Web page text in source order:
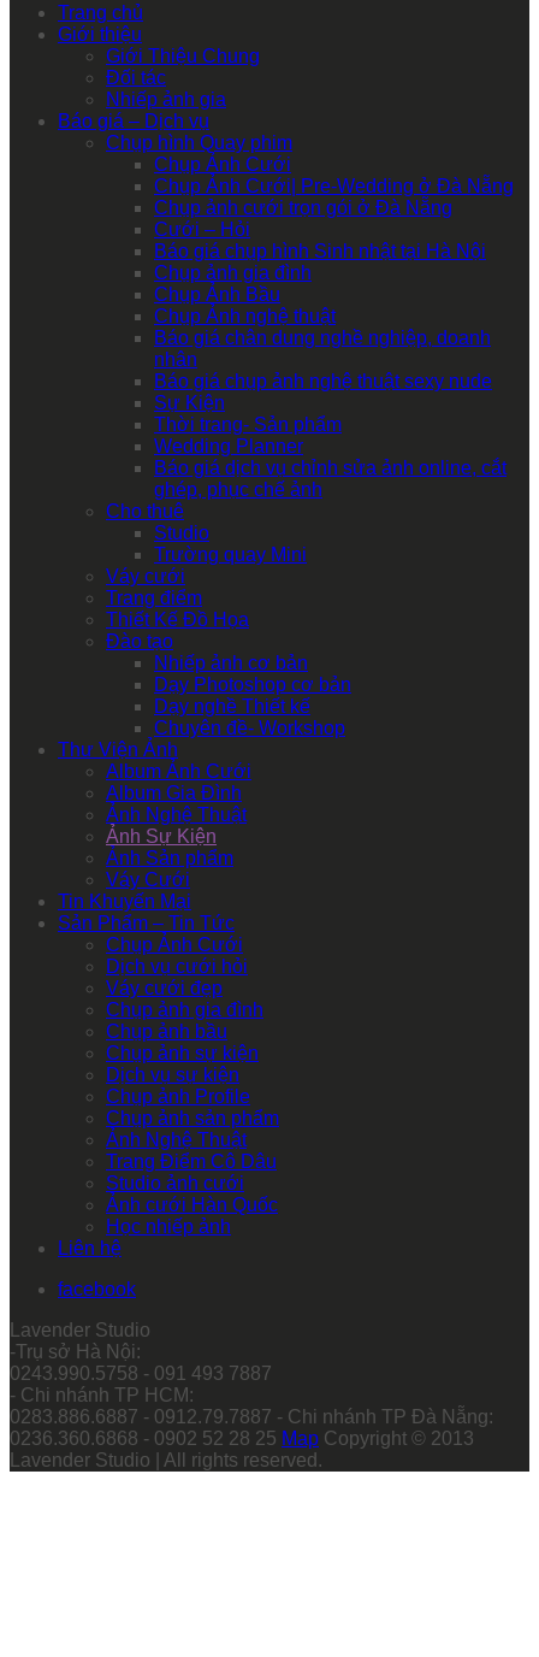
Trang chủ
Giới thiệu
Giới Thiệu Chung
Đối tác
Nhiếp ảnh gia
Báo giá – Dịch vụ
Chụp hình Quay phim
Chụp Ảnh Cưới
Chụp Ảnh Cưới| Pre-Wedding ở Đà Nẵng
Chụp ảnh cưới trọn gói ở Đà Nẵng
Cưới – Hỏi
Báo giá chụp hình Sinh nhật tại Hà Nội
Chụp ảnh gia đình
Chụp Ảnh Bầu
Chụp Ảnh nghệ thuật
Báo giá chân dung nghề nghiệp, doanh
nhân
Báo giá chụp ảnh nghệ thuật sexy nude
Sự Kiện
Thời trang- Sản phẩm
Wedding Planner
Báo giá dịch vụ chỉnh sửa ảnh online, cắt
ghép, phục chế ảnh
Cho thuê
Studio
Trường quay Mini
Váy cưới
Trang điểm
Thiết Kế Đồ Họa
Đào tạo
Nhiếp ảnh cơ bản
Dạy Photoshop cơ bản
Dạy nghề Thiết kế
Chuyên đề- Workshop
Thư Viện Ảnh
Album Ảnh Cưới
Album Gia Đình
Ảnh Nghệ Thuật
Ảnh Sự Kiện
Ảnh Sản phẩm
Váy Cưới
Tin Khuyến Mại
Sản Phẩm – Tin Tức
Chụp Ảnh Cưới
Dịch vụ cưới hỏi
Váy cưới đẹp
Chụp ảnh gia đình
Chụp ảnh bầu
Chụp ảnh sự kiện
Dịch vụ sự kiện
Chụp ảnh Profile
Chụp ảnh sản phẩm
Ảnh Nghệ Thuật
Trang Điểm Cô Dâu
Studio ảnh cưới
Ảnh cưới Hàn Quốc
Học nhiếp ảnh
Liên hệ
facebook
Lavender Studio
-Trụ sở Hà Nội:
0243.990.5758 - 091 493 7887
- Chi nhánh TP HCM:
0283.886.6887 - 0912.79.7887 - Chi nhánh TP Đà Nẵng:
0236.360.6868 - 0902 52 28 25 Map Copyright © 2013
Lavender Studio | All rights reserved.